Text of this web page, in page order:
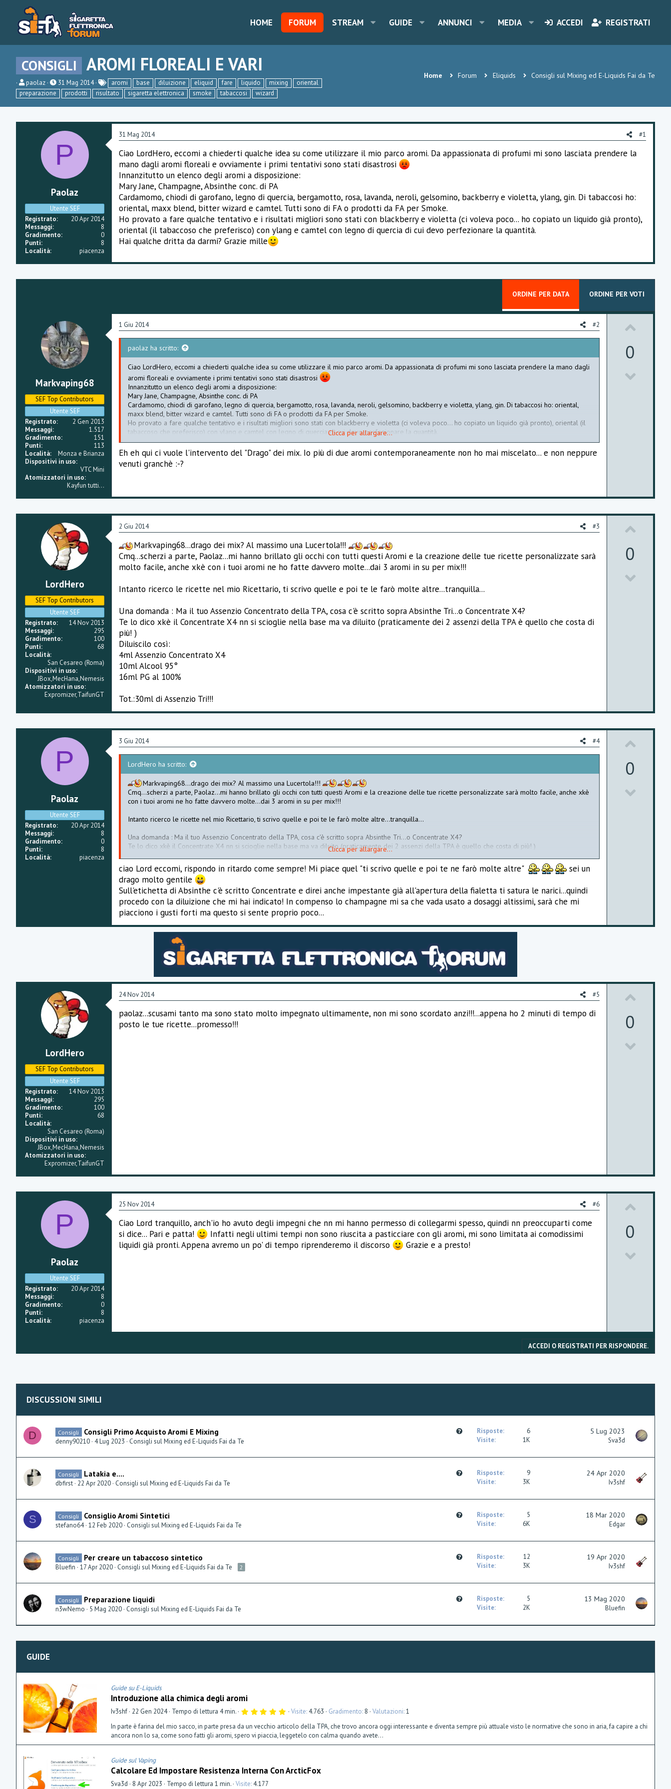
HOME FORUM STREAM GUIDE ANNUNCI MEDIA ACCEDI REGISTRATI
CONSIGLI AROMI FLOREALI E VARI
C
r
e
a
o
n
e
paolaz
D
a
t
a
i
i
i
z
31 Mag 2014 aromi base diluizione eliquid fare liquido mixing
oriental
preparazione
prodotti risultato sigaretta elettronica smoke tabaccosi wizard
Home Forum Eliquids Consigli sul Mixing ed E-Liquids Fai da Te
P
Paolaz
Utente SEF
Registrato
20 Apr 2014
Messaggi
8
Gradimento
0
Punti
8
Località
piacenza
31 Mag 2014 #1
Ciao LordHero, eccomi a chiederti qualche idea su come utilizzare il mio parco aromi. Da appassionata di profumi mi sono lasciata prendere la
mano dagli aromi floreali e ovviamente i primi tentativi sono stati disastrosi
Innanzitutto un elenco degli aromi a disposizione:
Mary Jane, Champagne, Absinthe conc. di PA
Cardamomo, chiodi di garofano, legno di quercia, bergamotto, rosa, lavanda, neroli, gelsomino, backberry e violetta, ylang, gin. Di tabaccosi ho:
oriental, maxx blend, bitter wizard e camtel. Tutti sono di FA o prodotti da FA per Smoke.
Ho provato a fare qualche tentativo e i risultati migliori sono stati con blackberry e violetta (ci voleva poco... ho copiato un liquido già pronto),
oriental (il tabaccoso che preferisco) con ylang e camtel con legno di quercia di cui devo perfezionare la quantità.
Hai qualche dritta da darmi? Grazie mille
ORDINE PER DATA ORDINE PER VOTI
Markvaping68
SEF Top Contributors
Utente SEF
Registrato
2 Gen 2013
Messaggi
1.517
Gradimento
151
Punti
113
Località
Monza e Brianza
Dispositivi in uso
VTC Mini
Atomizzatori in uso
Kayfun tutti...
1 Giu 2014 #2
paolaz ha scritto:
Ciao LordHero, eccomi a chiederti qualche idea su come utilizzare il mio parco aromi. Da appassionata di profumi mi sono lasciata prendere la mano dagli
aromi floreali e ovviamente i primi tentativi sono stati disastrosi
Innanzitutto un elenco degli aromi a disposizione:
Mary Jane, Champagne, Absinthe conc. di PA
Cardamomo, chiodi di garofano, legno di quercia, bergamotto, rosa, lavanda, neroli, gelsomino, backberry e violetta, ylang, gin. Di tabaccosi ho: oriental,
maxx blend, bitter wizard e camtel. Tutti sono di FA o prodotti da FA per Smoke.
Ho provato a fare qualche tentativo e i risultati migliori sono stati con blackberry e violetta (ci voleva poco... ho copiato un liquido già pronto), oriental (il
tabaccoso che preferisco) con ylang e camtel con legno di quercia di cui devo perfezionare la quantità.
Hai qualche dritta da darmi? Grazie mille
Clicca per allargare...
Eh eh qui ci vuole l'intervento del "Drago" dei mix. Io più di due aromi contemporaneamente non ho mai miscelato... e non neppure
venuti granchè :-?
0
e
LordHero
SEF Top Contributors
Utente SEF
Registrato
14 Nov 2013
Messaggi
295
Gradimento
100
Punti
68
Località
San Cesareo (Roma)
Dispositivi in uso
JBox,MecHana,Nemesis
Atomizzatori in uso
Expromizer,TaifunGT
2 Giu 2014 #3
Markvaping68...drago dei mix? Al massimo una Lucertola!!!
Cmq...scherzi a parte, Paolaz...mi hanno brillato gli occhi con tutti questi Aromi e la creazione delle tue ricette personalizzate sarà
molto facile, anche xkè con i tuoi aromi ne ho fatte davvero molte...dai 3 aromi in su per mix!!!
Intanto ricerco le ricette nel mio Ricettario, ti scrivo quelle e poi te le farò molte altre...tranquilla...
Una domanda : Ma il tuo Assenzio Concentrato della TPA, cosa c'è scritto sopra Absinthe Tri...o Concentrate X4?
Te lo dico xkè il Concentrate X4 nn si scioglie nella base ma va diluito (praticamente dei 2 assenzi della TPA è quello che costa di
più! )
Diluiscilo così:
4ml Assenzio Concentrato X4
10ml Alcool 95°
16ml PG al 100%
Tot.:30ml di Assenzio Tri!!!
0
P
Paolaz
Utente SEF
Registrato
20 Apr 2014
Messaggi
8
Gradimento
0
Punti
8
Località
piacenza
3 Giu 2014 #4
LordHero ha scritto:
Markvaping68...drago dei mix? Al massimo una Lucertola!!!
Cmq...scherzi a parte, Paolaz...mi hanno brillato gli occhi con tutti questi Aromi e la creazione delle tue ricette personalizzate sarà molto facile, anche xkè
con i tuoi aromi ne ho fatte davvero molte...dai 3 aromi in su per mix!!!
Intanto ricerco le ricette nel mio Ricettario, ti scrivo quelle e poi te le farò molte altre...tranquilla...
Una domanda : Ma il tuo Assenzio Concentrato della TPA, cosa c'è scritto sopra Absinthe Tri...o Concentrate X4?
Te lo dico xkè il Concentrate X4 nn si scioglie nella base ma va diluito (praticamente dei 2 assenzi della TPA è quello che costa di più! )
4ml Assenzio Concentrato X4
10ml Alcool 95°
16ml PG al 100%
Tot.:30ml di Assenzio Tri!!!
Clicca per allargare...
ciao Lord eccomi, rispondo in ritardo come sempre! Mi piace quel "ti scrivo quelle e poi te ne farò molte altre"
sei un
drago molto gentile
Sull'etichetta di Absinthe c'è scritto Concentrate e direi anche impestante già all'apertura della fialetta ti satura le narici...quindi
procedo con la diluizione che mi hai indicato! In compenso lo champagne mi sa che vada usato a dosaggi altissimi, sarà che mi
piacciono i gusti forti ma questo si sente proprio poco...
0
LordHero
SEF Top Contributors
Utente SEF
Registrato
14 Nov 2013
Messaggi
295
Gradimento
100
Punti
68
Località
San Cesareo (Roma)
Dispositivi in uso
JBox,MecHana,Nemesis
Atomizzatori in uso
Expromizer,TaifunGT
24 Nov 2014 #5
paolaz...scusami tanto ma sono stato molto impegnato ultimamente, non mi sono scordato anzi!!!...appena ho 2 minuti di tempo di
posto le tue ricette...promesso!!!
0
P
Paolaz
Utente SEF
Registrato
20 Apr 2014
Messaggi
8
Gradimento
0
Punti
8
Località
piacenza
25 Nov 2014 #6
Ciao Lord tranquillo, anch'io ho avuto degli impegni che nn mi hanno permesso di collegarmi spesso, quindi nn preoccuparti come
si dice... Pari e patta!
Infatti negli ultimi tempi non sono riuscita a pasticciare con gli aromi, mi sono limitata ai comodissimi
liquidi già pronti. Appena avremo un po' di tempo riprenderemo il discorso
Grazie e a presto!
0
o
t
ACCEDI O REGISTRATI PER RISPONDERE.
DISCUSSIONI SIMILI
D
s
n
Consigli Consigli Primo Acquisto Aromi E Mixing
denny90210 4 Lug 2023 Consigli sul Mixing ed E-Liquids Fai da Te
Risposte
6
Visite
1K
5 Lug 2023
Sva3d
s
n
Consigli Latakia e....
dbfirst 22 Apr 2020 Consigli sul Mixing ed E-Liquids Fai da Te
Risposte
9
Visite
3K
24 Apr 2020
Iv3shf
S
s
n
Consigli Consiglio Aromi Sintetici
stefano64 12 Feb 2020 Consigli sul Mixing ed E-Liquids Fai da Te
Risposte
5
Visite
6K
18 Mar 2020
Edgar
s
n
Consigli Per creare un tabaccoso sintetico
Bluefin 17 Apr 2020 Consigli sul Mixing ed E-Liquids Fai da Te 2
Risposte
12
Visite
3K
19 Apr 2020
Iv3shf
s
Consigli Preparazione liquidi
n3wNemo 5 Mag 2020 Consigli sul Mixing ed E-Liquids Fai da Te
Risposte
5
Visite
2K
13 Mag 2020
Bluefin
GUIDE
Guide su E-Liquids
Introduzione alla chimica degli aromi
Iv3shf 22 Gen 2024 Tempo di lettura 4 min. 5
0
0
s
t
a
(
Visite 4.763 Gradimento 8 Valutazioni 1
In parte è farina del mio sacco, in parte presa da un vecchio articolo della TPA, che trovo ancora oggi interessante e diventa sempre più attuale visto le normative che sono in aria, fa capire a chi
ancora non lo sa, come sono fatti gli aromi, spero vi piaccia, leggetelo con calma quando avete...
Guide sul Vaping
Calcolare Ed Impostare Resistenza Interna Con ArcticFox
Sva3d 8 Apr 2023 Tempo di lettura 1 min. Visite 4.177